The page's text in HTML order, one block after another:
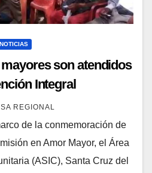
NOTICIAS
son atendidos
Integral
REGIONAL
de la conmemoración de
en Amor Mayor, el Área
(ASIC), Santa Cruz del